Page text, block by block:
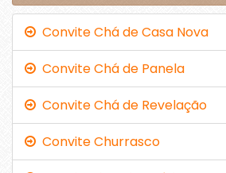
Convite Chá de Casa Nova
Convite Chá de Panela
Convite Chá de Revelação
Convite Churrasco